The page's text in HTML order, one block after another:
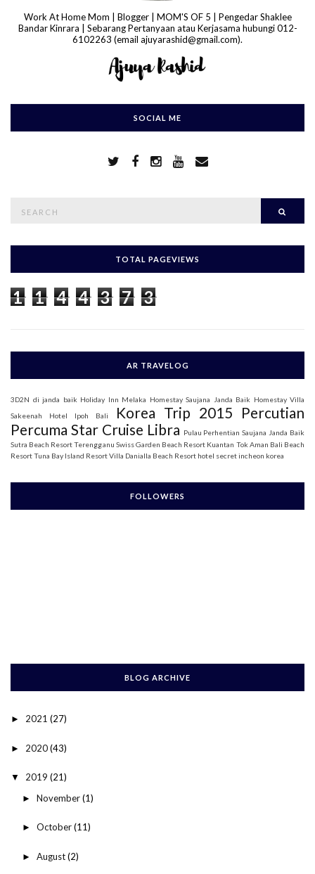
Work At Home Mom | Blogger | MOM'S OF 5 | Pengedar Shaklee
Bandar Kinrara | Sebarang Pertanyaan atau Kerjasama hubungi 012-
6102263 (email ajuyarashid@gmail.com).
SOCIAL ME
c
f
r
:
TOTAL PAGEVIEWS
1 1 4 4 3 7 3
AR TRAVELOG
3D2N di janda baik Holiday Inn Melaka Homestay Saujana Janda Baik Homestay Villa
Sakeenah
Hotel Ipoh Bali Korea Trip 2015 Percutian
Percuma Star Cruise Libra Pulau Perhentian Saujana Janda Baik
Sutra Beach Resort Terengganu Swiss Garden Beach Resort Kuantan Tok Aman Bali Beach
ResortTuna Bay Island ResortVilla Danialla Beach Resort hotel secret incheon korea
FOLLOWERS
BLOG ARCHIVE
► 2021 (27)
► 2020(43)
▼ 2019 (21)
► November(1)
► October(11)
► August(2)